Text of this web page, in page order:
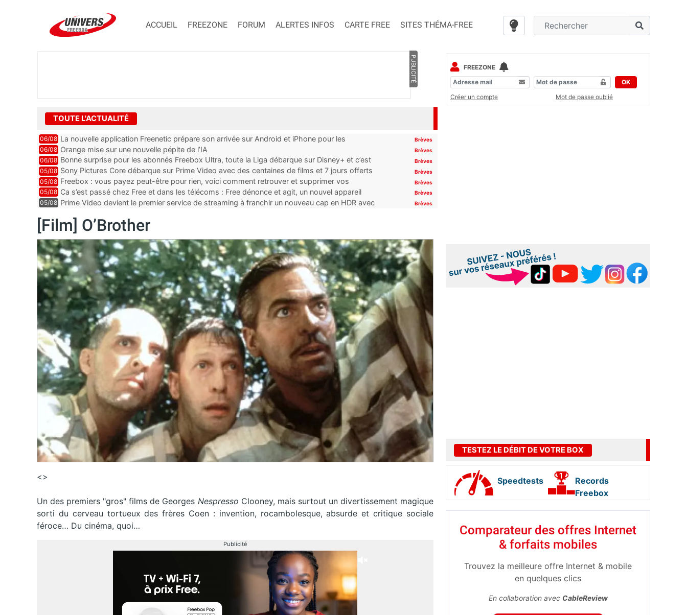
ACCUEIL FREEZONE FORUM ALERTES INFOS CARTE FREE SITES THÉMA-FREE
PUBLICITÉ
TOUTE L'ACTUALITÉ
06/08 La nouvelle application Freenetic prépare son arrivée sur Android et iPhone pour les
abonnés Freebox, testez la
Brèves
06/08 Orange mise sur une nouvelle pépite de l’IA Brèves
06/08 Bonne surprise pour les abonnés Freebox Ultra, toute la Liga débarque sur Disney+ et c’est
inclus
Brèves
05/08 Sony Pictures Core débarque sur Prime Video avec des centaines de films et 7 jours offerts Brèves
05/08 Freebox : vous payez peut-être pour rien, voici comment retrouver et supprimer vos
abonnements TV oubliés
Brèves
05/08 Ca s’est passé chez Free et dans les télécoms : Free dénonce et agit, un nouvel appareil
pointe le bout de...
Brèves
05/08 Prime Video devient le premier service de streaming à franchir un nouveau cap en HDR avec
Brèves
[Film] O’Brother
<>
Un des premiers "gros" films de Georges Nespresso Clooney, mais surtout un divertissement magique
sorti du cerveau tortueux des frères Coen : invention, rocambolesque, absurde et critique sociale
féroce… Du cinéma, quoi…
Publicité
FREEZONE
OK
Créer un compte
Mot de passe oublié
TESTEZ LE DÉBIT DE VOTRE BOX
Speedtests
Records
Freebox
Comparateur des offres Internet
& forfaits mobiles
Trouvez la meilleure offre Internet & mobile
en quelques clics
En collaboration avec CableReview